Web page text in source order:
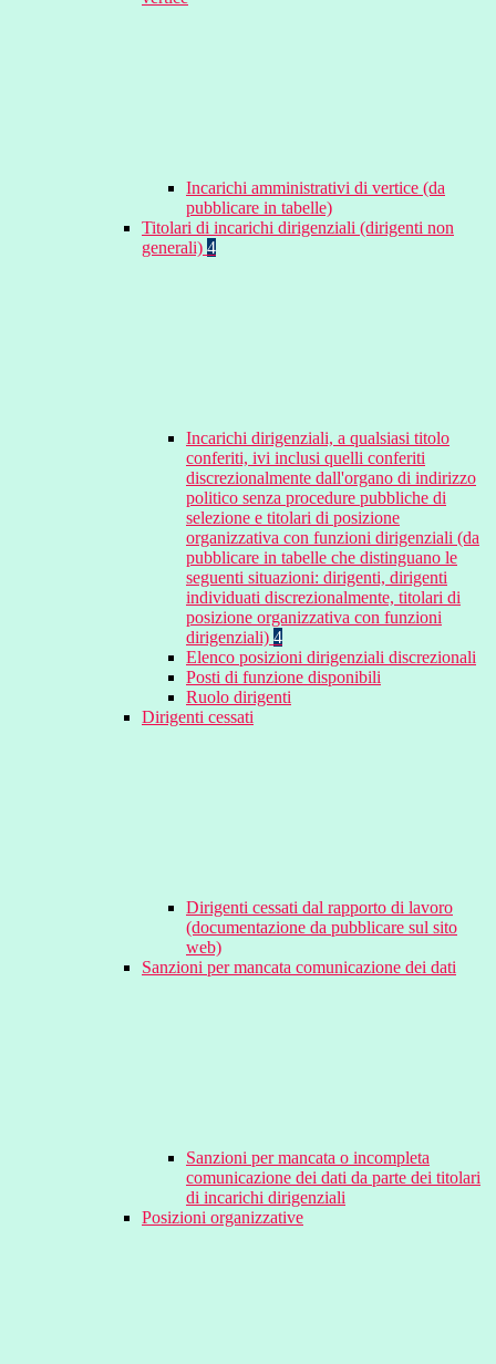
Incarichi amministrativi di vertice (da
pubblicare in tabelle)
Titolari di incarichi dirigenziali (dirigenti non
generali) 4
Incarichi dirigenziali, a qualsiasi titolo
conferiti, ivi inclusi quelli conferiti
discrezionalmente dall'organo di indirizzo
politico senza procedure pubbliche di
selezione e titolari di posizione
organizzativa con funzioni dirigenziali (da
pubblicare in tabelle che distinguano le
seguenti situazioni: dirigenti, dirigenti
individuati discrezionalmente, titolari di
posizione organizzativa con funzioni
dirigenziali) 4
Elenco posizioni dirigenziali discrezionali
Posti di funzione disponibili
Ruolo dirigenti
Dirigenti cessati
Dirigenti cessati dal rapporto di lavoro
(documentazione da pubblicare sul sito
web)
Sanzioni per mancata comunicazione dei dati
Sanzioni per mancata o incompleta
comunicazione dei dati da parte dei titolari
di incarichi dirigenziali
Posizioni organizzative